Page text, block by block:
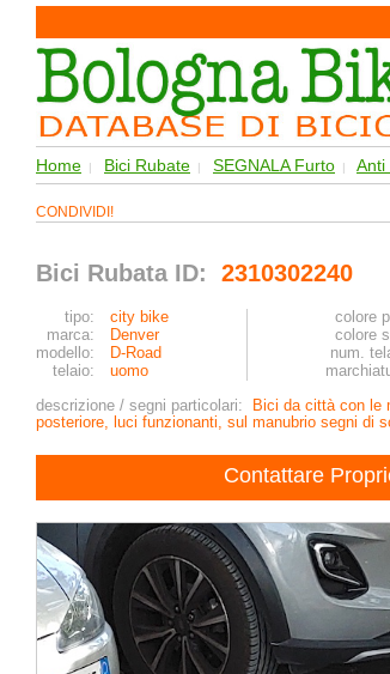
Home | Bici Rubate | SEGNALA Furto | Anti
CONDIVIDI!
Bici Rubata ID: 2310302240
tipo: city bike colore
marca:
Denver colore
modello:
D-Road num.
telaio:
uomo
descrizione / segni particolari:
Bici da città con le
posteriore, luci funzionanti, sul manubrio segni di
Contattare